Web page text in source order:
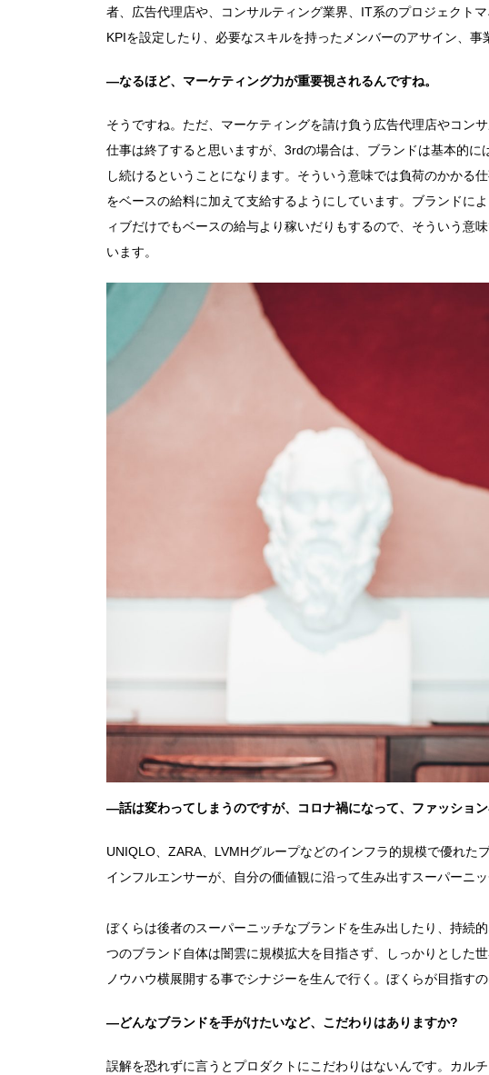
者、広告代理店や、コンサルティング業界、IT系のプロジェクト
KPIを設定したり、必要なスキルを持ったメンバーのアサイン、事
―なるほど、マーケティング力が重要視されるんですね。
そうですね。ただ、マーケティングを請け負う広告代理店やコン
仕事は終了すると思いますが、3rdの場合は、ブランドは基本的
し続けるということになります。そういう意味では負荷のかかる
をベースの給料に加えて支給するようにしています。ブランドに
ィブだけでもベースの給与より稼いだりもするので、そういう意
います。
―話は変わってしまうのですが、コロナ禍になって、ファッショ
UNIQLO、ZARA、LVMHグループなどのインフラ的規模で優れ
インフルエンサーが、自分の価値観に沿って生み出すスーパーニ
ぼくらは後者のスーパーニッチなブランドを生み出したり、持続
つのブランド自体は闇雲に規模拡大を目指さず、しっかりとした
ノウハウ横展開する事でシナジーを生んで行く。ぼくらが目指す
―どんなブランドを手がけたいなど、こだわりはありますか?
誤解を恐れずに言うとプロダクトにこだわりはないんです。カル